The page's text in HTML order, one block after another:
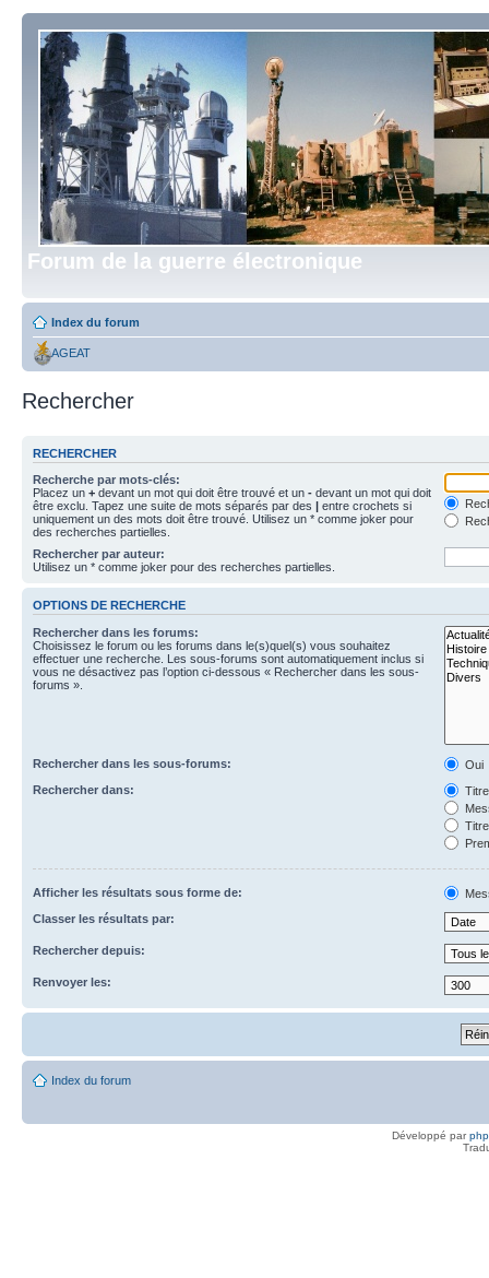
Forum de la guerre électronique
Index du forum
AGEAT
Rechercher
RECHERCHER
Recherche par mots-clés:
Placez un + devant un mot qui doit être trouvé et un - devant un mot qui doit
être exclu. Tapez une suite de mots séparés par des | entre crochets si
uniquement un des mots doit être trouvé. Utilisez un * comme joker pour
des recherches partielles.
Rechercher par auteur:
Utilisez un * comme joker pour des recherches partielles.
OPTIONS DE RECHERCHE
Rechercher dans les forums:
Choisissez le forum ou les forums dans le(s)quel(s) vous souhaitez
effectuer une recherche. Les sous-forums sont automatiquement inclus si
vous ne désactivez pas l’option ci-dessous « Rechercher dans les sous-
forums ».
Rechercher dans les sous-forums:
Oui
Rechercher dans:
Afficher les résultats sous forme de:
Classer les résultats par:
Rechercher depuis:
Renvoyer les:
Index du forum
Développé par